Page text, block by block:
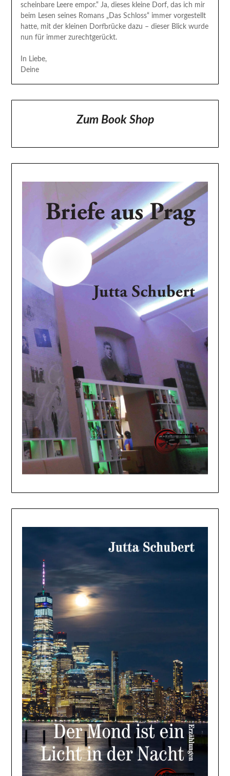
scheinbare Leere empor.“ Ja, dieses kleine Dorf, das ich mir
beim Lesen seines Romans „Das Schloss“ immer vorgestellt
hatte, mit der kleinen Dorfbrücke dazu – dieser Blick wurde
nun für immer zurechtgerückt.
In Liebe,
Deine
Zum Book Shop